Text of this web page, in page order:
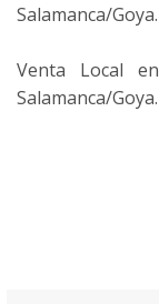
Salamanca/
Venta Local
Salamanca/